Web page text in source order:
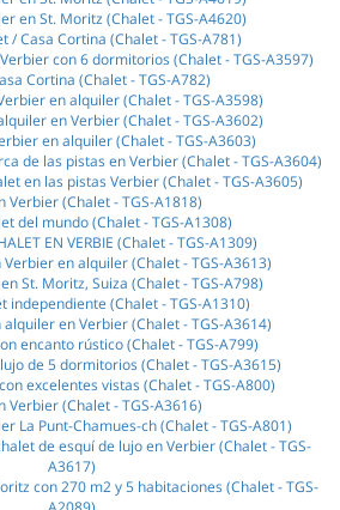
en St. Moritz (Chalet - TGS-A4620)
/ Casa Cortina (Chalet - TGS-A781)
con 6 dormitorios (Chalet - TGS-A3597)
Cortina (Chalet - TGS-A782)
en alquiler (Chalet - TGS-A3598)
en Verbier (Chalet - TGS-A3602)
en alquiler (Chalet - TGS-A3603)
de las pistas en Verbier (Chalet - TGS-A3604)
en las pistas Verbier (Chalet - TGS-A3605)
Verbier (Chalet - TGS-A1818)
del mundo (Chalet - TGS-A1308)
EN VERBIE (Chalet - TGS-A1309)
en alquiler (Chalet - TGS-A3613)
St. Moritz, Suiza (Chalet - TGS-A798)
independiente (Chalet - TGS-A1310)
en Verbier (Chalet - TGS-A3614)
encanto rústico (Chalet - TGS-A799)
de 5 dormitorios (Chalet - TGS-A3615)
excelentes vistas (Chalet - TGS-A800)
Verbier (Chalet - TGS-A3616)
La Punt-Chamues-ch (Chalet - TGS-A801)
de esquí de lujo en Verbier (Chalet - TGS-
A3617)
con 270 m2 y 5 habitaciones (Chalet - TGS-